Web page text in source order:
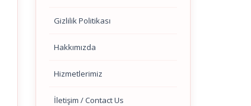
Gizlilik Politikası
Hakkımızda
Hizmetlerimiz
İletişim / Contact Us